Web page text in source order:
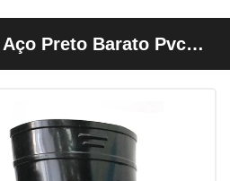
Preto Barato Pvc